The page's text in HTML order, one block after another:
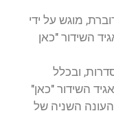
מוגש על ידי
השידור "כאן
ובכלל
השידור "כאן"
השניה של